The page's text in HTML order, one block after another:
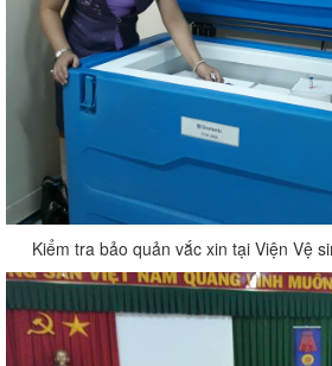
Kiểm tra bảo quản vắc xin tại Viện Vệ